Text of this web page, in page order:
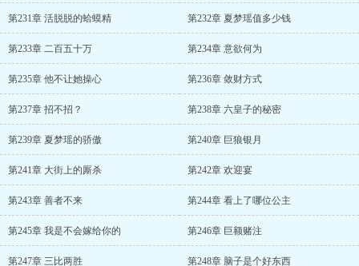
第231章 活脱脱的蛤蟆精 第232章 夏梦瑶值多少钱
第233章 二百五十万 第234章 意欲何为
第235章 他不让她操心 第236章 敛财方式
第237章 招不招？ 第238章 六皇子的秘密
第239章 夏梦瑶的骄傲 第240章 巨狼银月
第241章 大街上的厮杀 第242章 欢迎宴
第243章 善者不来 第244章 看上了哪位公主
第245章 我是不会嫁给你的 第246章 巨额赌注
第247章 三比两胜 第248章 脑子是个好东西